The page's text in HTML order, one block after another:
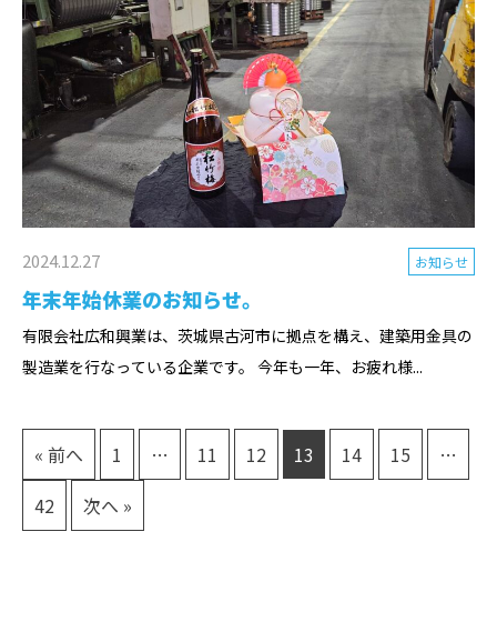
2024.12.27 お知らせ
年末年始休業のお知らせ。
有限会社広和興業は、茨城県古河市に拠点を構え、建築用金具の
製造業を行なっている企業です。 今年も一年、お疲れ様...
« 前へ 1 … 11 12 13 14 15
…
42
次へ »